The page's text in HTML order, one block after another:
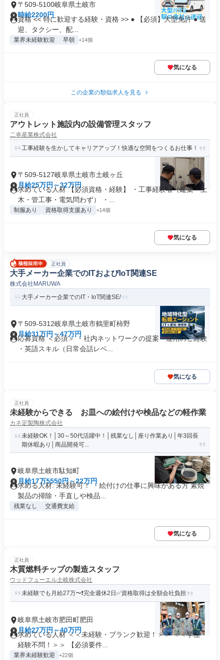
〒509-5100岐阜県土岐市
時給2200円
資格 << 特に歓迎する経験・資格 >> ● 【必須】大型免許 ● 送
迎、タクシー、配...
業界未経験歓迎 早朝 +14個
気になる
この企業の類似求人を見る
正社員
アウトレット施設内の設備管理スタッフ
二幸産業株式会社
工事経験を生かしてキャリアアップ！快適な空間をつくるお仕事！
〒509-5127岐阜県土岐市土岐ヶ丘
月給25万円～32万円
求めている人材 【必須資格・経験】 ・工事経験者（建築・土
木・管工事・電気問わず） ・...
制服あり 資格取得支援あり +14個
気になる
正社員
大手メーカー企業でのITおよびIoT関連SE
株式会社MARUWA
大手メーカー企業でのIT・IoT関連SE/
〒509-5312岐阜県土岐市鶴里町柿野
月給31万円～47万円
応募資格 ＜必須＞ ・社内ネットワークの提案・運用のご経験
・英語スキル（日常会話レベ...
気になる
正社員
未経験からできる お皿への絵付けや検品などの軽作業
カネ定製陶株式会社
未経験OK！│30～50代活躍中！│残業なし│座り作業あり│年3回長
期休暇あり│商品開発可...
岐阜県土岐市駄知町
月給17万5550円～22万円
求める人材: 未経験可！ ・絵付けの仕事に興味がある方 素焼
製品の掃除・手直しや検品...
残業なし 交通費支給
気になる
正社員
木質燃料チップの製造スタッフ
ウッドフューエル土岐株式会社
未経験でも月給27万〜❗完全週休2日✅資格取得は全額会社負担
岐阜県土岐市肥田町肥田
月給27万円～40万円
求めている人材 ＜＜未経験・ブランク歓迎！＞＞ ＜＜学歴・
経験不問！＞＞ 【必須要件...
業界未経験歓迎 +22個